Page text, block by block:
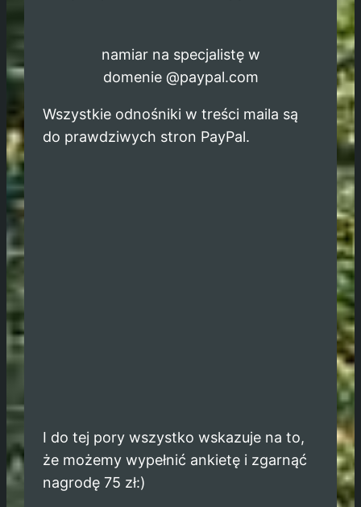
namiar na specjalistę w
domenie @paypal.com
Wszystkie odnośniki w treści maila są
do prawdziwych stron PayPal.
I do tej pory wszystko wskazuje na to,
że możemy wypełnić ankietę i zgarnąć
nagrodę 75 zł:)